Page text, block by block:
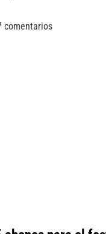
comentarios